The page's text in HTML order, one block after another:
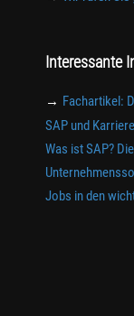
Interessante
→ Fachartikel:
SAP und
Was ist SAP?
Jobs in den